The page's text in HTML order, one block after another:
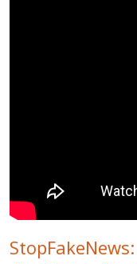
ПУБЛИЧНЫЕ ЛЮДИ
РОССИЙСКО-УКРАИНСКАЯ
WINTER ON FIRE: UKRAINE'S